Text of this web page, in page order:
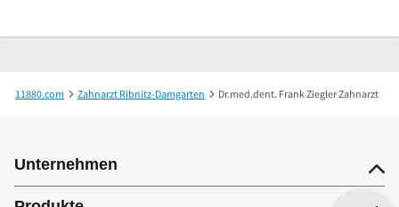
11880.com Zahnarzt Ribnitz-Damgarten Dr.med.dent. Frank Ziegler Zahnarzt
Unternehmen